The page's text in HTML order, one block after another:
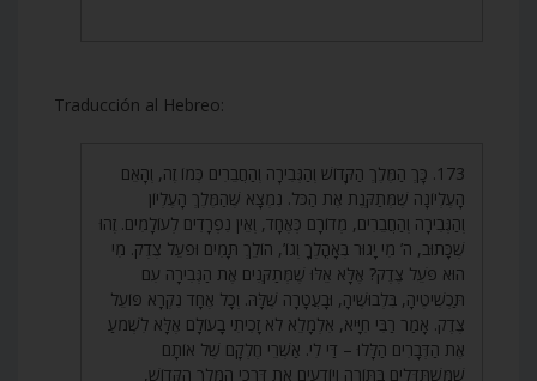
Traducción al Hebreo:
173. כָּךְ הַמֶּלֶךְ הַקָּדוֹשׁ וְהַגְּבִירָה וְהַחֲבֵרִים כְּמוֹ זֶה, וְהָאֵם
הָעֶלְיוֹנָה שֶׁמְּתַקֶּנֶת אֶת הַכֹּל. נִמְצָא שֶׁהַמֶּלֶךְ הָעֶלְיוֹן
וְהַגְּבִירָה וְהַחֲבֵרִים, מְדוֹרָם כְּאֶחָד, וְאֵין נִפְרָדִים לְעוֹלָמִים. זֶהוּ
שֶׁכָּתוּב, ה’ מִי יָגוּר בְּאָהֳלֶךָ וְגוֹ’, הוֹלֵךְ תָּמִים וּפֹעֵל צֶדֶק. מִי
הוּא פֹּעֵל צֶדֶק? אֶלָּא אֵלּוּ שֶׁמְּתַקְּנִים אֶת הַגְּבִירָה עִם
תַּכְשִׁיטֶיהָ, בִּלְבוּשֶׁיהָ, וּבָעֲטָרָה שֶׁלָּהּ. וְכָל אֶחָד נִקְרָא פּוֹעֵל
צֶדֶק. אָמַר רַבִּי חִיָּיא, אִלְמָלֵא לֹא זָכִיתִי בָעוֹלָם אֶלָּא לִשְׁמֹעַ
אֶת הַדְּבָרִים הַלָּלוּ – דַּי לִי. אַשְׁרֵי חֶלְקָם שֶׁל אוֹתָם
שֶׁמִּשְׁתַּדְּלִים בַּתּוֹרָה וְיוֹדְעִים אֶת דַּרְכֵי הַמֶּלֶךְ הַקָּדוֹשׁ,